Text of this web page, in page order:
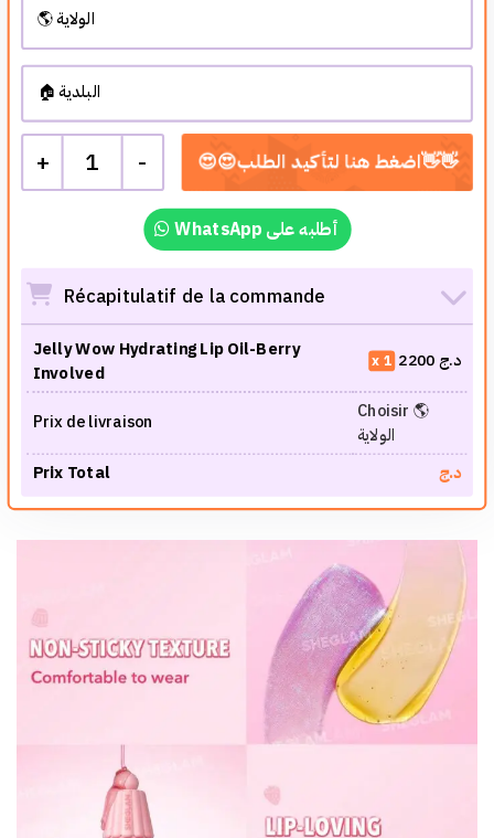
+ 1 -
WhatsApp أطلبه على
Récapitulatif de la commande
Jelly Wow Hydrating Lip Oil-Berry
Involved 1 2200د.ج
Prix de livraison
Choisir 🌎
الولاية
Prix Total د.ج